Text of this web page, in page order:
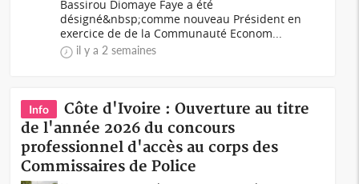
Bassirou Diomaye Faye a été
désigné&nbsp;comme nouveau Président en
exercice de de la Communauté Econom...
il y a 2 semaines
Info
Côte d'Ivoire : Ouverture au titre
de l'année 2026 du concours
professionnel d'accès au corps des
Commissaires de Police